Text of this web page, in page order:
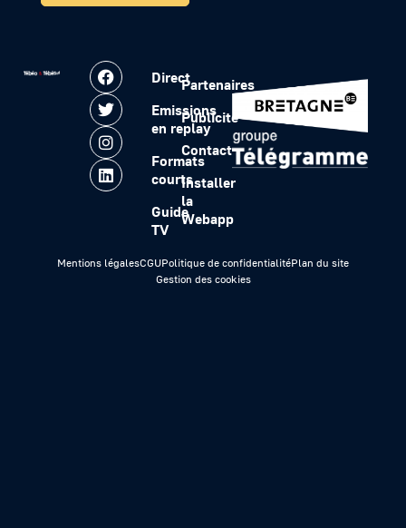
Direct
Emissions
en replay
Formats
courts
Guide
TV
Partenaires
Publicité
Contact
Installer
la
Webapp
Mentions légalesCGUPolitique de confidentialitéPlan du site
Gestion des cookies